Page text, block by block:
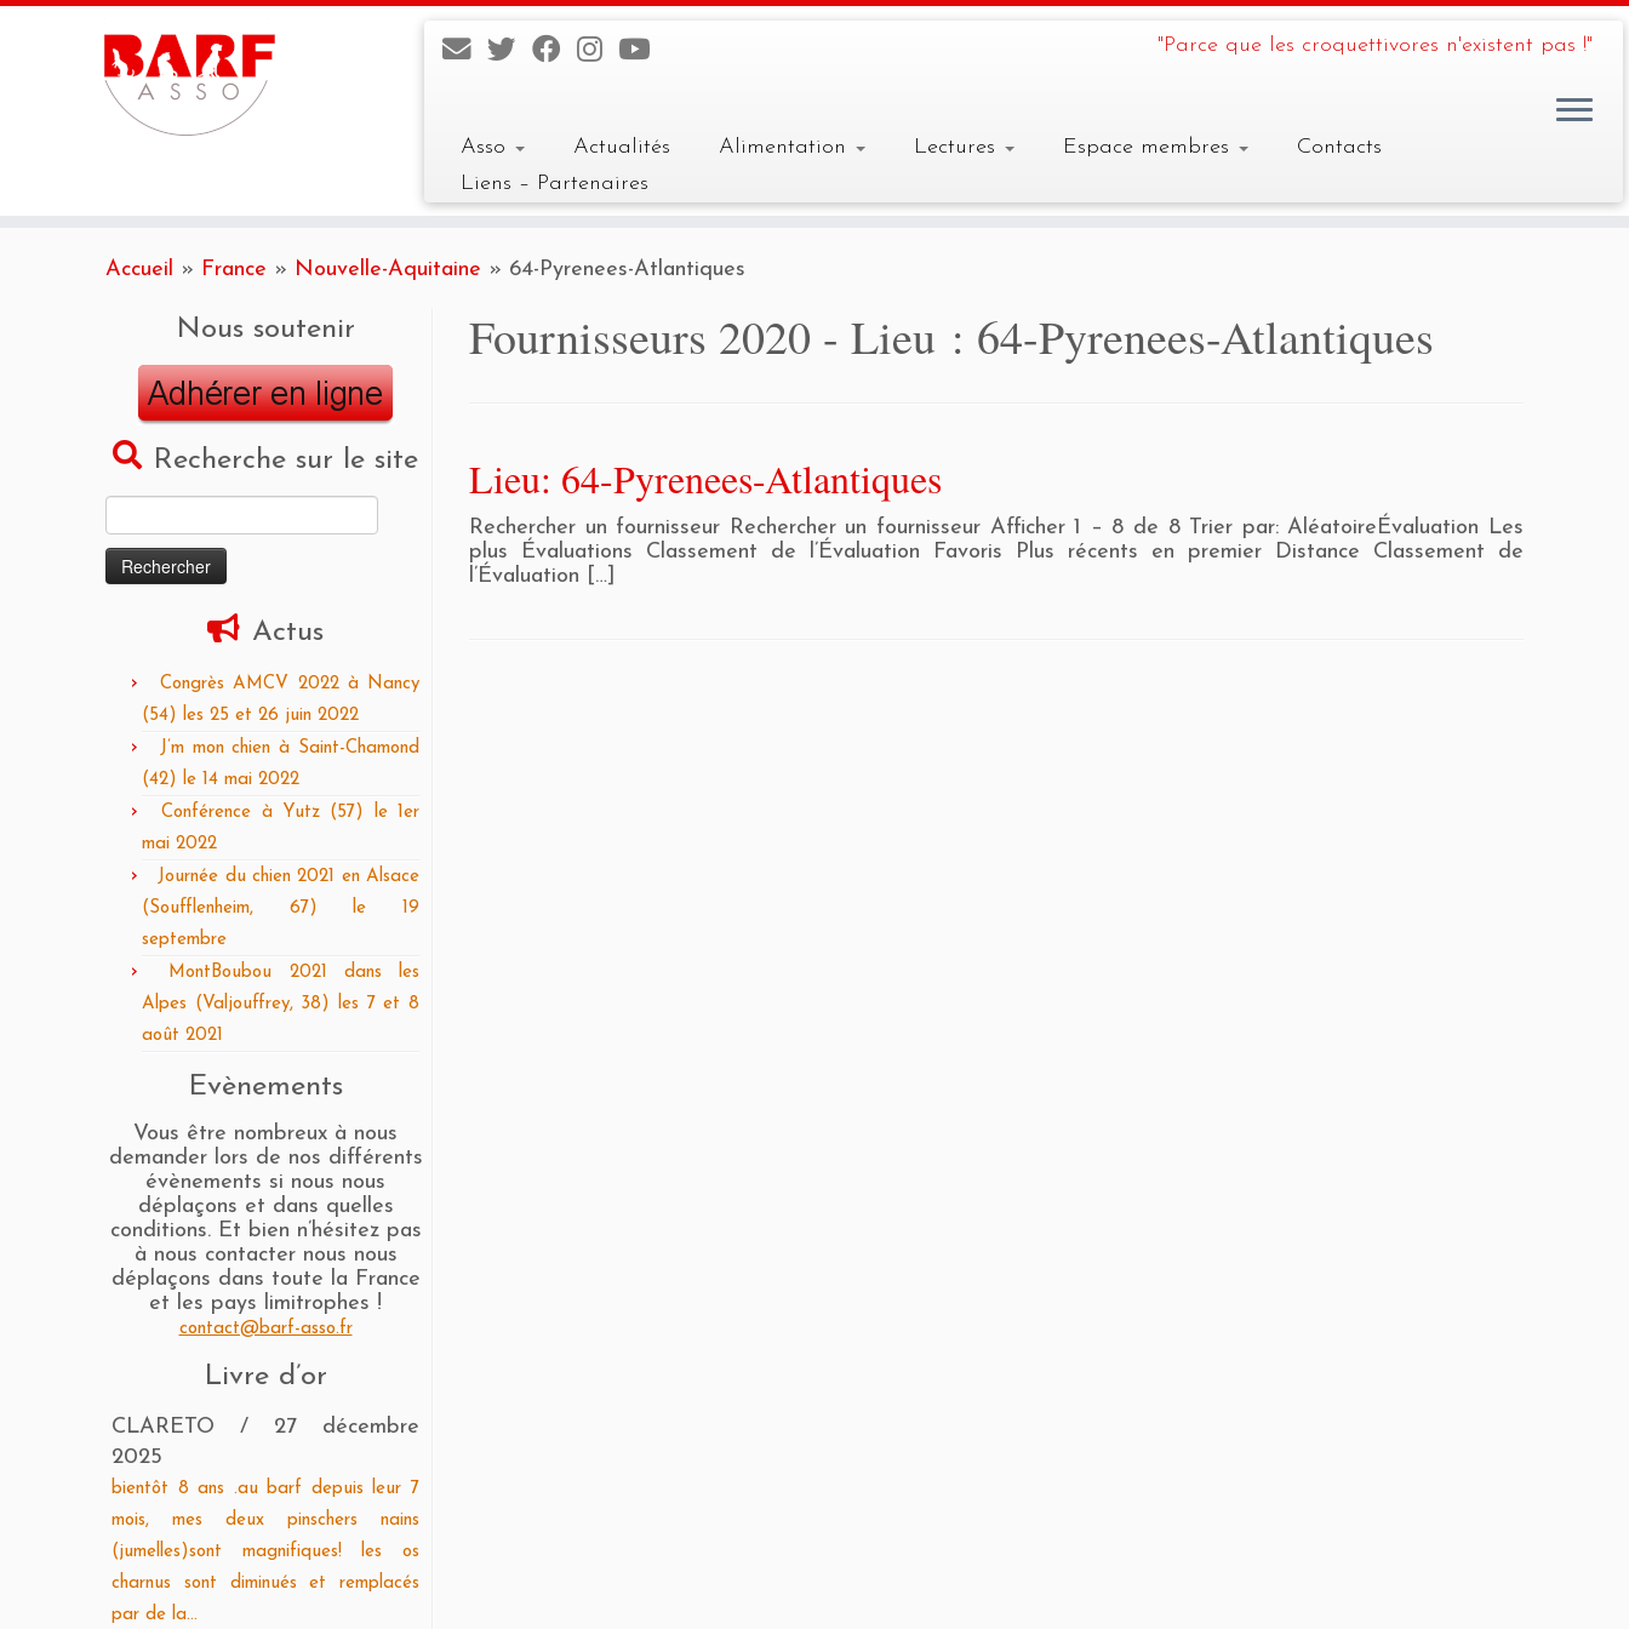
"Parce que les croquettivores n'existent pas !"
Asso Actualités Alimentation Lectures Espace membres
Contacts
Liens – Partenaires
Accueil » France » Nouvelle-Aquitaine » 64-Pyrenees-Atlantiques
Nous soutenir
Recherche sur le site
Actus
Congrès AMCV 2022 à Nancy
(54) les 25 et 26 juin 2022
J’m mon chien à Saint-Chamond
(42) le 14 mai 2022
Conférence à Yutz (57) le 1er
mai 2022
Journée du chien 2021 en Alsace
(Soufflenheim, 67) le 19
septembre
MontBoubou 2021 dans les
Alpes (Valjouffrey, 38) les 7 et 8
août 2021
Evènements
Vous être nombreux à nous
demander lors de nos différents
évènements si nous nous
déplaçons et dans quelles
conditions. Et bien n’hésitez pas
à nous contacter nous nous
déplaçons dans toute la France
et les pays limitrophes !
contact@barf-asso.fr
Livre d’or
CLARETO / 27 décembre
2025
bientôt 8 ans .au barf depuis leur 7
mois, mes deux pinschers nains
(jumelles)sont magnifiques! les os
charnus sont diminués et remplacés
par de la...
Fournisseurs 2020 - Lieu : 64-Pyrenees-Atlantiques
Lieu: 64-Pyrenees-Atlantiques
Rechercher un fournisseur Rechercher un fournisseur Afficher 1 – 8 de 8 Trier par: AléatoireÉvaluation Les
plus Évaluations Classement de l’Évaluation Favoris Plus récents en premier Distance Classement de
l’Évaluation […]